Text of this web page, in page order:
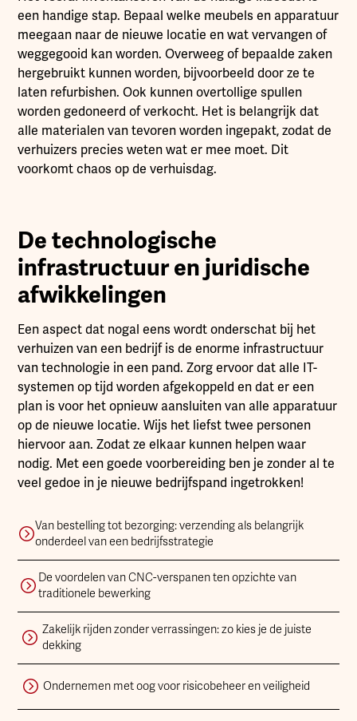
een handige stap. Bepaal welke meubels en apparatuur
meegaan naar de nieuwe locatie en wat vervangen of
weggegooid kan worden. Overweeg of bepaalde zaken
hergebruikt kunnen worden, bijvoorbeeld door ze te
laten refurbishen. Ook kunnen overtollige spullen
worden gedoneerd of verkocht. Het is belangrijk dat
alle materialen van tevoren worden ingepakt, zodat de
verhuizers precies weten wat er mee moet. Dit
voorkomt chaos op de verhuisdag.
De technologische
infrastructuur en juridische
afwikkelingen
Een aspect dat nogal eens wordt onderschat bij het
verhuizen van een bedrijf is de enorme infrastructuur
van technologie in een pand. Zorg ervoor dat alle IT-
systemen op tijd worden afgekoppeld en dat er een
plan is voor het opnieuw aansluiten van alle apparatuur
op de nieuwe locatie. Wijs het liefst twee personen
hiervoor aan. Zodat ze elkaar kunnen helpen waar
nodig. Met een goede voorbereiding ben je zonder al te
veel gedoe in je nieuwe bedrijfspand ingetrokken!
Van bestelling tot bezorging: verzending als belangrijk
onderdeel van een bedrijfsstrategie
De voordelen van CNC-verspanen ten opzichte van
traditionele bewerking
Zakelijk rijden zonder verrassingen: zo kies je de juiste
dekking
Ondernemen met oog voor risicobeheer en veiligheid